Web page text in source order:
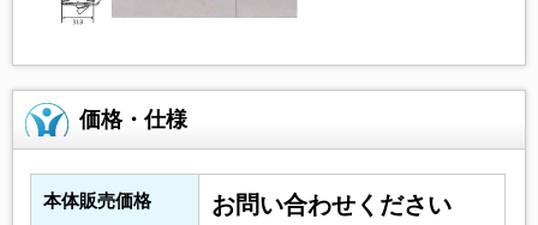
価格・仕様
本体販売価格 お問い合わせください